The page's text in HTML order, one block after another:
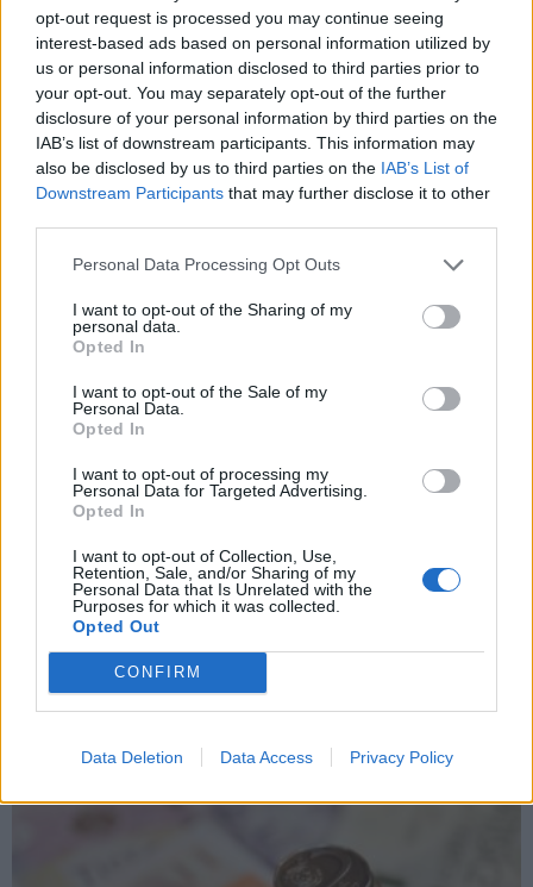
opt-out request is processed you may continue seeing
interest-based ads based on personal information utilized by
us or personal information disclosed to third parties prior to
your opt-out. You may separately opt-out of the further
disclosure of your personal information by third parties on the
IAB’s list of downstream participants. This information may
also be disclosed by us to third parties on the IAB’s List of
Downstream Participants that may further disclose it to other
Personal Data Processing Opt Outs
I want to opt-out of the Sharing of my
personal data.
Opted In
I want to opt-out of the Sale of my
Personal Data.
Opted In
I want to opt-out of processing my
Personal Data for Targeted Advertising.
Opted In
I want to opt-out of Collection, Use,
Retention, Sale, and/or Sharing of my
Personal Data that Is Unrelated with the
Purposes for which it was collected.
Opted Out
CONFIRM
Data Deletion Data Access Privacy Policy
Březnicko
Dětský karneval v Tochovicích byl úspešný
Martin Poulíček - 21. 2. 2020
TOCHOVICE - V Tochovicích na Příbramsku se konal dětský maškarní
karneval, který pořádala obec. O hudbu a zábavu se už po několikáté
postaralo Divadlo...
Zpravodajství
Tochovice zrušily poplatek za psa
Martin Poulíček - 13. 2. 2020
TOCHOVICE - Obyvatelé obce od letošního roku už neplatí poplatek za
psa. Rozhodli tak zastupitelé na konci minulého roku. „Vybírali jsme